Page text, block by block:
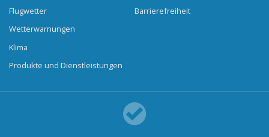
Flugwetter
Wetterwarnungen
Klima
Produkte und Dienstleistungen
Barrierefreiheit